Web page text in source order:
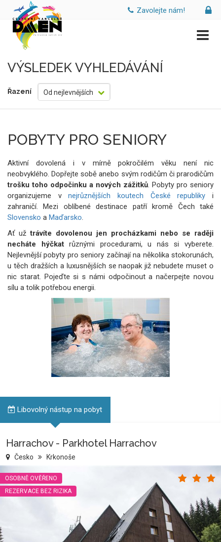
Zavolejte nám!
VÝSLEDEK VYHLEDÁVÁNÍ
Řazení Od nejlevnějších
POBYTY PRO SENIORY
Aktivní dovolená i v mírně pokročilém věku není nic
neobvyklého. Dopřejte sobě anebo svým rodičům či prarodičům
trošku toho odpočinku a nových zážitků. Pobyty pro seniory
organizujeme vnejrůznějších koutech České republiky i
zahraničí. Mezi oblíbené destinace patří kromě Čech také
Slovensko a Maďarsko.
Ať užtrávíte dovolenou jen procházkami nebo se raději
necháte hýčkatrůznými procedurami, u nás si vyberete.
Nejlevnější pobyty pro seniory začínají na několika stokorunách,
u těch dražších a luxusnějších se naopak již nebudete muset o
nic starat. Pojeďte si s námi odpočinout a načerpejte novou
sílu a tolik potřebou energii.
Libovolný nástup na pobyt
Harrachov - Parkhotel Harrachov
Česko Krkonoše
OSOBNĚ OVĚŘENO
REZERVACE BEZ RIZIKA